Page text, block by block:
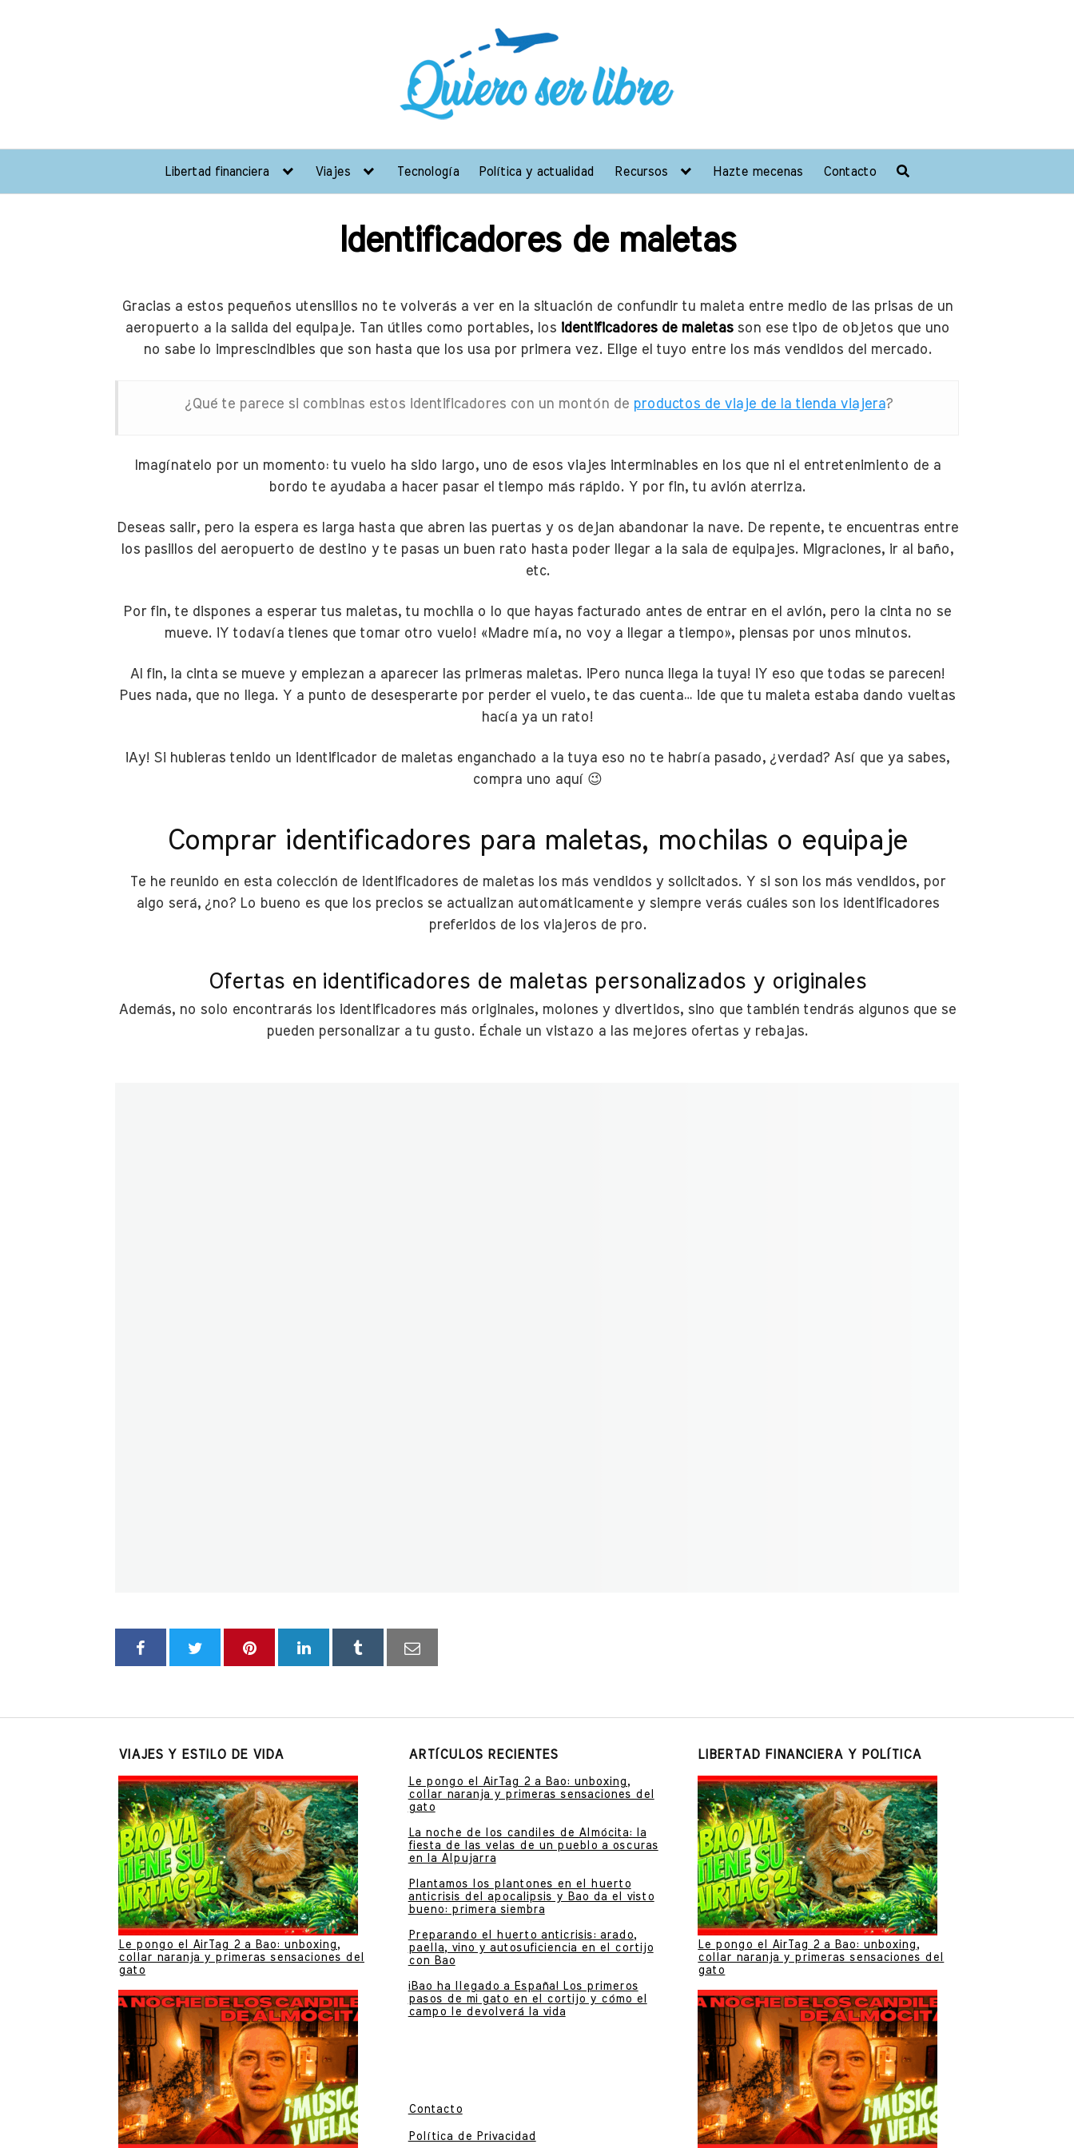
Libertad financiera Viajes Tecnología Política y actualidad Recursos Hazte mecenas Contacto
Identificadores de maletas
Gracias a estos pequeños utensilios no te volverás a ver en la situación de confundir tu maleta entre medio de las prisas de un
aeropuerto a la salida del equipaje. Tan útiles como portables, los identificadores de maletasson ese tipo de objetos que uno
no sabe lo imprescindibles que son hasta que los usa por primera vez. Elige el tuyo entre los más vendidos del mercado.
¿Qué te parece si combinas estos identificadores con un montón de productos de viaje de la tienda viajera?
Imagínatelo por un momento: tu vuelo ha sido largo, uno de esos viajes interminables en los que ni el entretenimiento de a
bordo te ayudaba a hacer pasar el tiempo más rápido. Y por fin, tu avión aterriza.
Deseas salir, pero la espera es larga hasta que abren las puertas y os dejan abandonar la nave. De repente, te encuentras entre
los pasillos del aeropuerto de destino y te pasas un buen rato hasta poder llegar a la sala de equipajes. Migraciones, ir al baño,
etc.
Por fin, te dispones a esperar tus maletas, tu mochila o lo que hayas facturado antes de entrar en el avión, pero la cinta no se
mueve. ¡Y todavía tienes que tomar otro vuelo! «Madre mía, no voy a llegar a tiempo», piensas por unos minutos.
Al fin, la cinta se mueve y empiezan a aparecer las primeras maletas. ¡Pero nunca llega la tuya! ¡Y eso que todas se parecen!
Pues nada, que no llega. Y a punto de desesperarte por perder el vuelo, te das cuenta… ¡de que tu maleta estaba dando vueltas
hacía ya un rato!
¡Ay! Si hubieras tenido un identificador de maletas enganchado a la tuya eso no te habría pasado, ¿verdad? Así que ya sabes,
compra uno aquí 😉
Comprar identificadores para maletas, mochilas o equipaje
Te he reunido en esta colección de identificadores de maletas los más vendidos y solicitados. Y si son los más vendidos, por
algo será, ¿no? Lo bueno es que los precios se actualizan automáticamente y siempre verás cuáles son los identificadores
preferidos de los viajeros de pro.
Ofertas en identificadores de maletas personalizados y originales
Además, no solo encontrarás los identificadores más originales, molones y divertidos, sino que también tendrás algunos que se
pueden personalizar a tu gusto. Échale un vistazo a las mejores ofertas y rebajas.
VIAJES Y ESTILO DE VIDA
Le pongo el AirTag 2 a Bao: unboxing,
collar naranja y primeras sensaciones del
gato
ARTÍCULOS RECIENTES
Le pongo el AirTag 2 a Bao: unboxing,
collar naranja y primeras sensaciones del
gato
La noche de los candiles de Almócita: la
fiesta de las velas de un pueblo a oscuras
en la Alpujarra
Plantamos los plantones en el huerto
anticrisis del apocalipsis y Bao da el visto
bueno: primera siembra
Preparando el huerto anticrisis: arado,
paella, vino y autosuficiencia en el cortijo
con Bao
¡Bao ha llegado a España! Los primeros
pasos de mi gato en el cortijo y cómo el
campo le devolverá la vida
Contacto
Política de Privacidad
LIBERTAD FINANCIERA Y POLÍTICA
Le pongo el AirTag 2 a Bao: unboxing,
collar naranja y primeras sensaciones del
gato